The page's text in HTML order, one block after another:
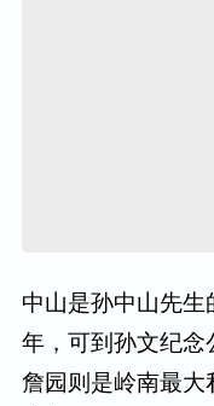
中山是孙中山先
年，可到孙文纪念
詹园则是岭南最